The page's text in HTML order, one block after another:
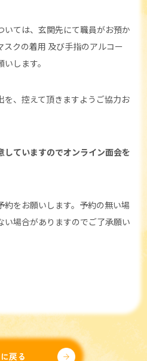
ては、玄関先にて職員がお預か
スクの着用 及び手指のアルコー
します。
、控えて頂きますようご協力お
ていますのでオンライン面会を
をお願いします。予約の無い場
場合がありますのでご了承願い
戻る